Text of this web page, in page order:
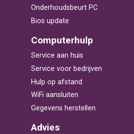
Onderhoudsbeurt PC
Bios update
Computerhulp
Service aan huis
Service voor bedrijven
Hulp op afstand
WiFi aansluiten
Gegevens herstellen
Advies